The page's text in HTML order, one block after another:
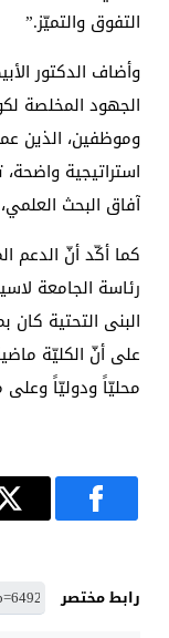
التفوق والتميّز.”
وأضاف الدكتور
الجهود المخلصة
وموظفين، الذين
استراتيجية
آفاق البحث
كما أكّد أنّ الدعم
رئاسة الجامعة
البنى التحتية كان
على أنّ الكليّة
محليّاً ودوليّاً
رابط مختصر